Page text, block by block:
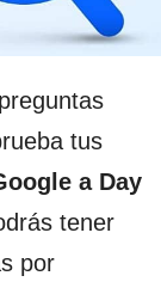
tus
a Day
tener
por